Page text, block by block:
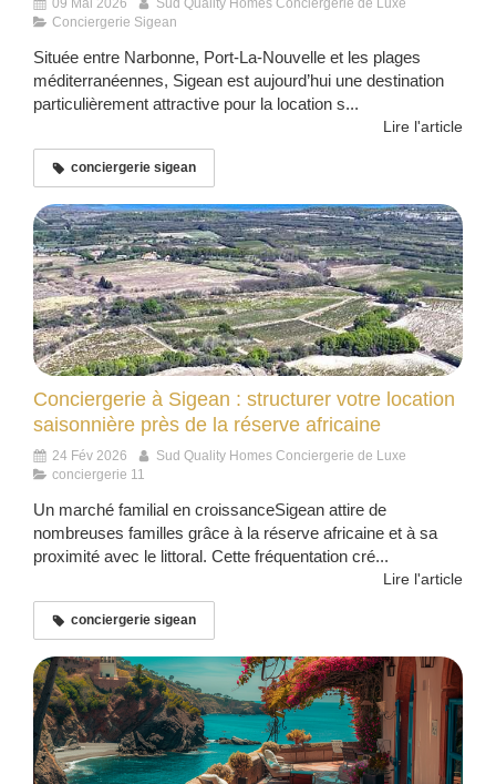
09 Mai 2026
Sud Quality Homes Conciergerie de Luxe
Conciergerie Sigean
Située entre Narbonne, Port-La-Nouvelle et les plages
méditerranéennes, Sigean est aujourd’hui une destination
particulièrement attractive pour la location s...
Lire l'article
conciergerie sigean
Conciergerie à Sigean : structurer votre location
saisonnière près de la réserve africaine
24 Fév 2026
Sud Quality Homes Conciergerie de Luxe
conciergerie 11
Un marché familial en croissanceSigean attire de
nombreuses familles grâce à la réserve africaine et à sa
proximité avec le littoral. Cette fréquentation cré...
Lire l'article
conciergerie sigean